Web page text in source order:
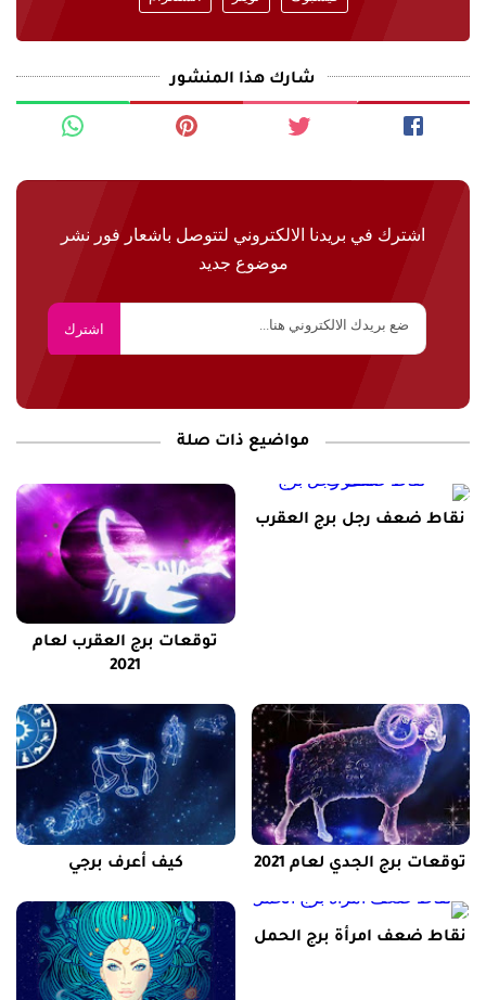
شارك هذا المنشور
اشترك في بريدنا الالكتروني لتتوصل باشعار فور نشر
موضوع جديد
مواضيع ذات صلة
نقاط ضعف رجل برج العقرب
توقعات برج العقرب لعام
2021
توقعات برج الجدي لعام 2021 كيف أعرف برجي
نقاط ضعف امرأة برج الحمل